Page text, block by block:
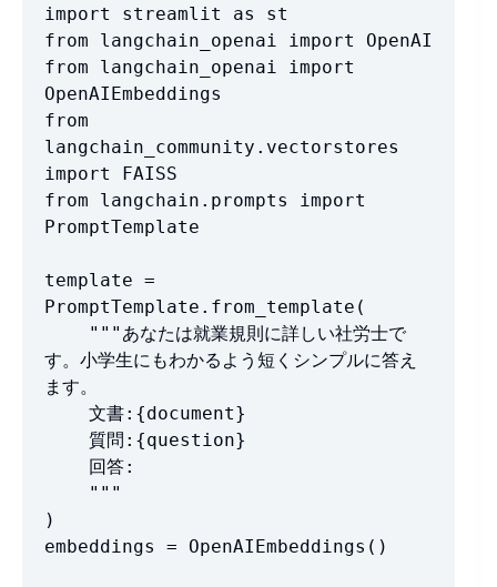
import streamlit as st
from langchain_openai import OpenAI
from langchain_openai import
OpenAIEmbeddings
from
langchain_community.vectorstores
import FAISS
from langchain.prompts import
PromptTemplate
template =
PromptTemplate.from_template(
す。小学生にもわかるよう短くシンプルに答え
ます。
)
embeddings = OpenAIEmbeddings()